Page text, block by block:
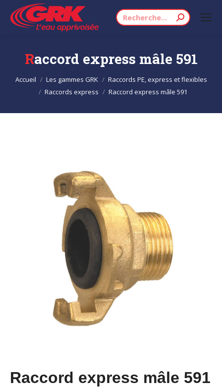
Recherche
Raccord express mâle 591
Vous êtes ici :
Accueil Les gammes GRK
Raccords PE, express et flexibles
Raccords express
Raccord express mâle 591
Raccord express mâle 591